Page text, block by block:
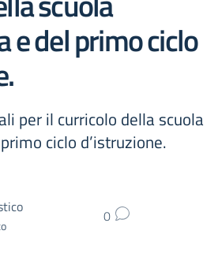
e del primo ciclo
per il curricolo della scuola
ciclo d’istruzione.
0